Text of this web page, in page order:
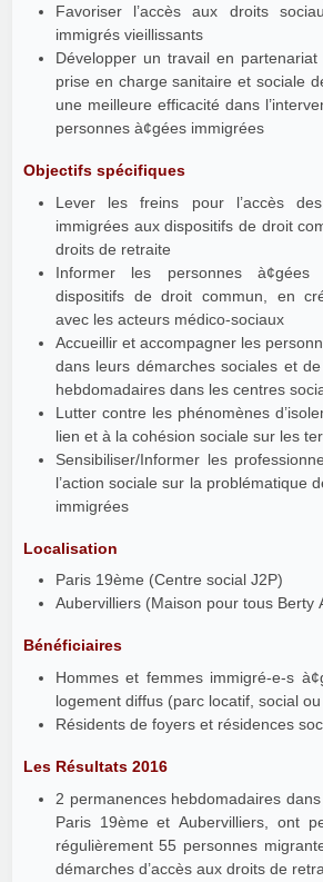
Favoriser l’accès aux droits
immigrés vieillissants
Développer un travail en
prise en charge sanitaire et sociale
une meilleure efficacité dans
personnes à¢gées immigrées
Objectifs spécifiques
Lever les freins pour l’accès
immigrées aux dispositifs de droit
droits de retraite
Informer les personnes
dispositifs de droit commun, en
avec les acteurs médico-sociaux
Accueillir et accompagner les
dans leurs démarches sociales et
hebdomadaires dans les centres
Lutter contre les phénomènes
lien et à la cohésion sociale sur les
Sensibiliser/Informer les
l’action sociale sur la problématique
immigrées
Localisation
Paris 19ème (Centre social J2P)
Aubervilliers (Maison pour tous Berty
Bénéficiaires
Hommes et femmes immigré-e-s
logement diffus (parc locatif, social
Résidents de foyers et résidences
Les Résultats 2016
2 permanences hebdomadaires
Paris 19ème et Aubervilliers, ont
régulièrement 55 personnes
démarches d’accès aux droits de